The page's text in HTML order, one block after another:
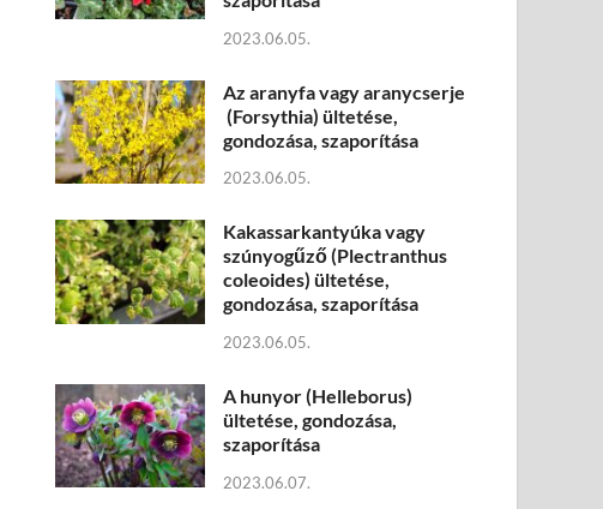
2023.06.05.
Az aranyfa vagy aranycserje
(Forsythia) ültetése,
gondozása, szaporítása
2023.06.05.
Kakassarkantyúka vagy
szúnyogűző (Plectranthus
coleoides) ültetése,
gondozása, szaporítása
2023.06.05.
A hunyor (Helleborus)
ültetése, gondozása,
szaporítása
2023.06.07.